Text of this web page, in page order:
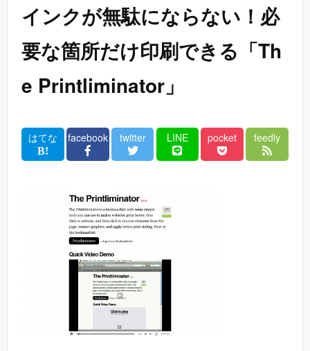
インクが無駄にならない！必
要な箇所だけ印刷できる「Th
e Printliminator」
はてな facebook twitter LINE pocket feedly